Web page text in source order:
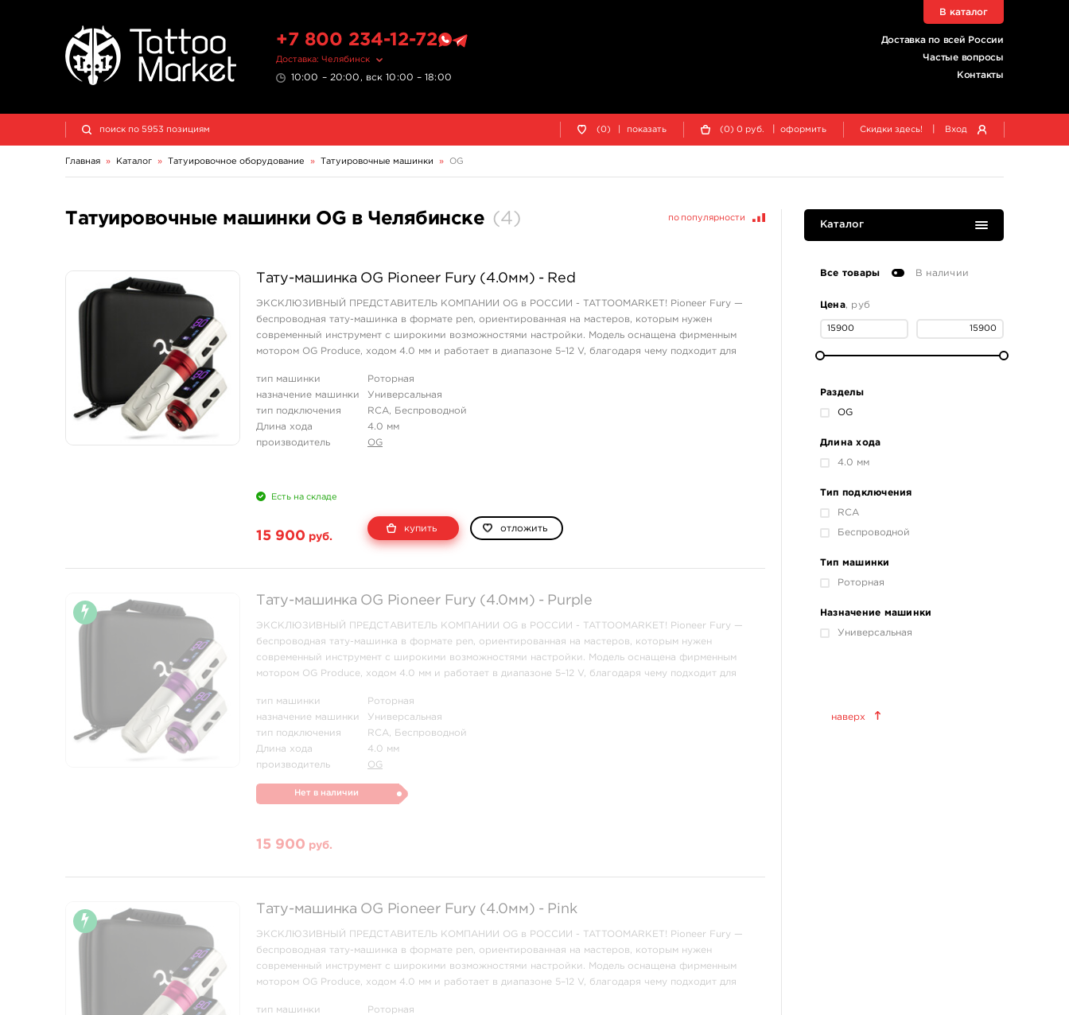
+7 800 234-12-72
Доставка: Челябинск
10:00 – 20:00, вск 10:00 – 18:00
Доставка по всей России
Частые вопросы
Контакты
В каталог
(0) показать (0) 0 руб. оформить Скидки здесь! Вход
Главная » Каталог » Татуировочное оборудование » Татуировочные машинки » OG
по популярности
Татуировочные машинки OG в Челябинске (4)
Тату-машинка OG Pioneer Fury (4.0мм) - Red
ЭКСКЛЮЗИВНЫЙ ПРЕДСТАВИТЕЛЬ КОМПАНИИ OG в РОССИИ - TATTOOMARKET! Pioneer Fury —
беспроводная тату-машинка в формате pen, ориентированная на мастеров, которым нужен
современный инструмент с широкими возможностями настройки. Модель оснащена фирменным
мотором OG Produce, ходом 4.0 мм и работает в диапазоне 5–12 V, благодаря чему подходит для
тип машинки
Роторная
назначение машинки
Универсальная
тип подключения
RCA, Беспроводной
Длина хода
4.0 мм
производитель
OG
Есть на складе
15 900 руб.
купить отложить
Тату-машинка OG Pioneer Fury (4.0мм) - Purple
ЭКСКЛЮЗИВНЫЙ ПРЕДСТАВИТЕЛЬ КОМПАНИИ OG в РОССИИ - TATTOOMARKET! Pioneer Fury —
беспроводная тату-машинка в формате pen, ориентированная на мастеров, которым нужен
современный инструмент с широкими возможностями настройки. Модель оснащена фирменным
мотором OG Produce, ходом 4.0 мм и работает в диапазоне 5–12 V, благодаря чему подходит для
тип машинки
Роторная
назначение машинки
Универсальная
тип подключения
RCA, Беспроводной
Длина хода
4.0 мм
производитель
OG
Нет в наличии
15 900 руб.
Тату-машинка OG Pioneer Fury (4.0мм) - Pink
ЭКСКЛЮЗИВНЫЙ ПРЕДСТАВИТЕЛЬ КОМПАНИИ OG в РОССИИ - TATTOOMARKET! Pioneer Fury —
беспроводная тату-машинка в формате pen, ориентированная на мастеров, которым нужен
современный инструмент с широкими возможностями настройки. Модель оснащена фирменным
мотором OG Produce, ходом 4.0 мм и работает в диапазоне 5–12 V, благодаря чему подходит для
тип машинки
Роторная
Каталог
Все товары В наличии
Цена, руб
Разделы
OG
Длина хода
4.0 мм
Тип подключения
RCA
Беспроводной
Тип машинки
Роторная
Назначение машинки
Универсальная
World Famous Tattoo Ink
наверх